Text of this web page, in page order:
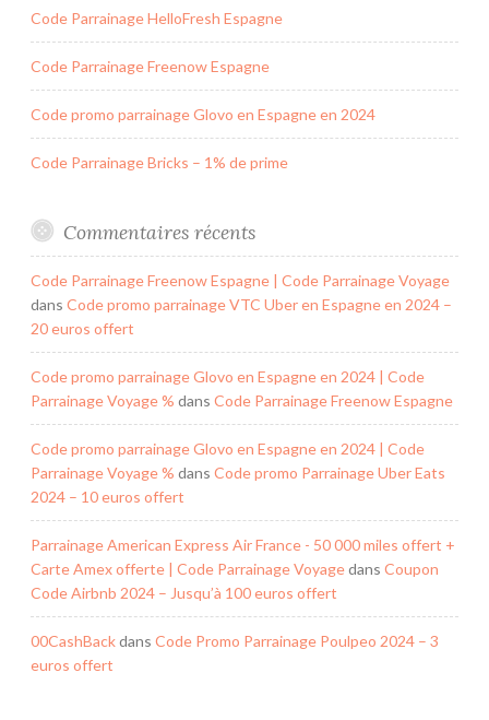
Code Parrainage HelloFresh Espagne
Code Parrainage Freenow Espagne
Code promo parrainage Glovo en Espagne en 2024
Code Parrainage Bricks – 1% de prime
Commentaires récents
Code Parrainage Freenow Espagne | Code Parrainage Voyage
dans Code promo parrainage VTC Uber en Espagne en 2024 –
20 euros offert
Code promo parrainage Glovo en Espagne en 2024 | Code
Parrainage Voyage % dans Code Parrainage Freenow Espagne
Code promo parrainage Glovo en Espagne en 2024 | Code
Parrainage Voyage % dans Code promo Parrainage Uber Eats
2024 – 10 euros offert
Parrainage American Express Air France - 50 000 miles offert +
Carte Amex offerte | Code Parrainage Voyagedans Coupon
Code Airbnb 2024 – Jusqu’à 100 euros offert
00CashBackdans Code Promo Parrainage Poulpeo 2024 – 3
euros offert